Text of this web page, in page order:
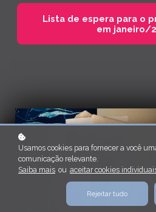
Lista de espera para o
em janeiro/
Usamos cookies para fornecer a você
comunicação relevante.
Saiba mais ou aceitar cookies
Rejeitar tudo